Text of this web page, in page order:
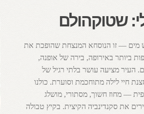
שטוקהולם
מים — זו הנוסחא המנצחת שהופכת את
ביותר באירופה, בירה של אופנה,
העיר מציעה עושר בלתי רגיל של
חיי לילה מתוחכמת וסוערת. כולנו
— מחוז חשוך, מסתורי, מושלג
את סקנדינביה הקיצית. בקיץ טבולה